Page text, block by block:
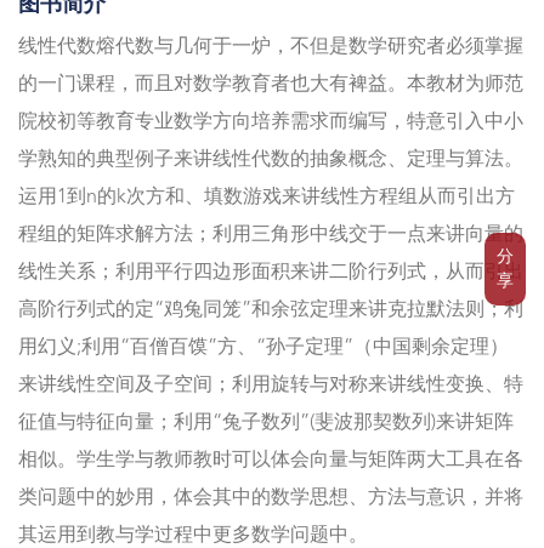
分
享
图书简介
线性代数熔代数与几何于一炉，不但是数学研究者必须掌握
的一门课程，而且对数学教育者也大有裨益。本教材为师范
院校初等教育专业数学方向培养需求而编写，特意引入中小
学熟知的典型例子来讲线性代数的抽象概念、定理与算法。
运用1到n的k次方和、填数游戏来讲线性方程组从而引出方
程组的矩阵求解方法；利用三角形中线交于一点来讲向量的
线性关系；利用平行四边形面积来讲二阶行列式，从而引出
高阶行列式的定“鸡兔同笼”和余弦定理来讲克拉默法则；利
用幻义;利用“百僧百馍”方、“孙子定理”（中国剩余定理）
来讲线性空间及子空间；利用旋转与对称来讲线性变换、特
征值与特征向量；利用“兔子数列”(斐波那契数列)来讲矩阵
相似。学生学与教师教时可以体会向量与矩阵两大工具在各
类问题中的妙用，体会其中的数学思想、方法与意识，并将
其运用到教与学过程中更多数学问题中。